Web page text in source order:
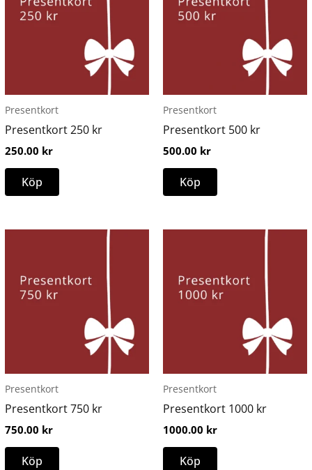
Presentkort
Presentkort 250 kr
250.00 kr
Köp
Presentkort
Presentkort 500 kr
500.00 kr
Köp
Presentkort
Presentkort 750 kr
750.00 kr
Köp
Presentkort
Presentkort 1000 kr
1000.00 kr
Köp